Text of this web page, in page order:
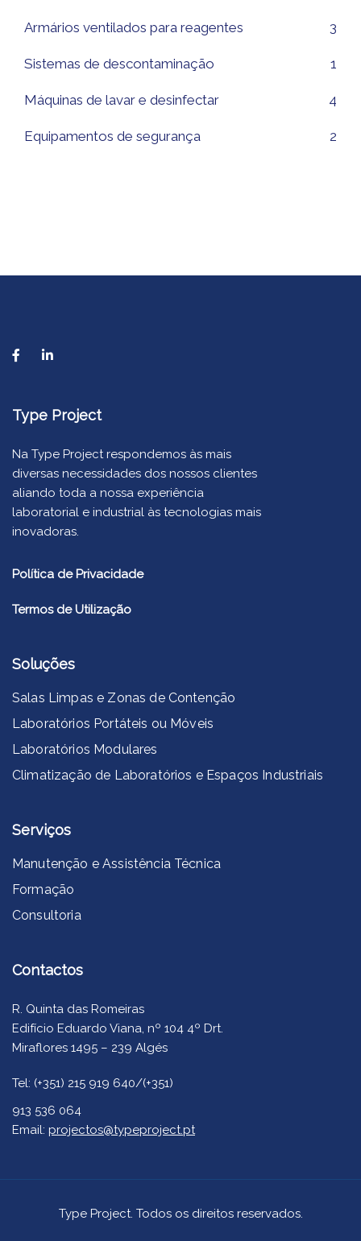
Armários ventilados para reagentes 3
Sistemas de descontaminação 1
Máquinas de lavar e desinfectar 4
Equipamentos de segurança 2
Type Project
Na Type Project respondemos às mais
diversas necessidades dos nossos clientes
aliando toda a nossa experiência
laboratorial e industrial às tecnologias mais
inovadoras.
Política de Privacidade
Termos de Utilização
Soluções
Salas Limpas e Zonas de Contenção
Laboratórios Portáteis ou Móveis
Laboratórios Modulares
Climatização de Laboratórios e Espaços Industriais
Serviços
Manutenção e Assistência Técnica
Formação
Consultoria
Contactos
R. Quinta das Romeiras
Edifício Eduardo Viana, nº 104 4º Drt.
Miraflores 1495 – 239 Algés
Tel: (+351) 215 919 640/(+351)
913 536 064
Email: projectos@typeproject.pt
Type Project. Todos os direitos reservados.